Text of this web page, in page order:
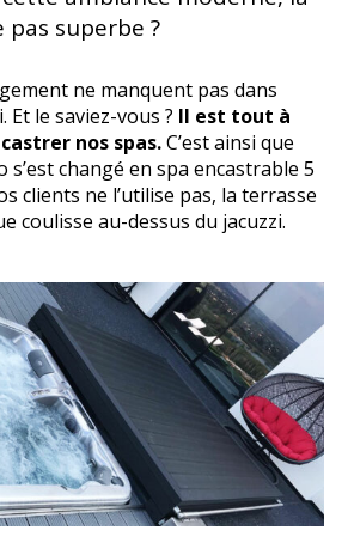
pas superbe ?
ne manquent pas dans
Et le saviez-vous ? Il est tout à
nos spas.C’est ainsi que
s’est changé en spa encastrable 5
clients ne l’utilise pas, la terrasse
coulisse au-dessus du jacuzzi.